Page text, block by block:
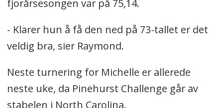
fjorårsesongen var på 75,14.
- Klarer hun å få den ned på 73-tallet er det
veldig bra, sier Raymond.
Neste turnering for Michelle er allerede
neste uke, da Pinehurst Challenge går av
stabelen i North Carolina.